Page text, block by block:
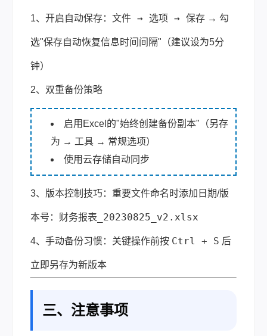
1、开启自动保存： 文件 → 选项 → 保存 → 勾
选"保存自动恢复信息时间间隔"（建议设为5分
钟）
2、双重备份策略
启用Excel的"始终创建备份副本"（另存
为 → 工具 → 常规选项）
使用云存储自动同步
3、版本控制技巧：重要文件命名时添加日期/版
本号： 财务报表_20230825_v2.xlsx
4、手动备份习惯：关键操作前按 Ctrl + S 后
立即另存为新版本
三、注意事项